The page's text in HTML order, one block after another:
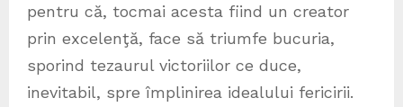
pentru că, tocmai acesta fiind un creator
prin excelenţă, face să triumfe bucuria,
sporind tezaurul victoriilor ce duce,
inevitabil, spre împlinirea idealului fericirii.